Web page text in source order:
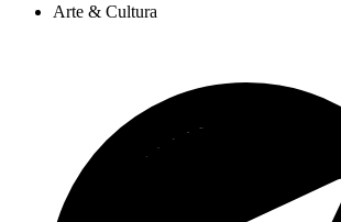
Arte & Cultura